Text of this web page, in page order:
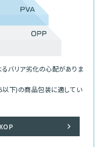
るバリア劣化の心配がありま
下)の商品包装に適してい